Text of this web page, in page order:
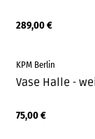
289,00€
KPM Berlin
Vase Halle -
75,00€